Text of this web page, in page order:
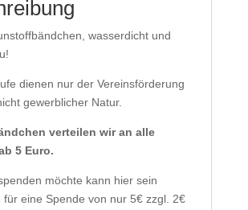
wasserdicht und
dienen nur der Vereinsförderung
gewerblicher Natur.
verteilen wir an alle
5 Euro.
möchte kann hier sein
für eine Spende von nur 5€ zzgl. 2€